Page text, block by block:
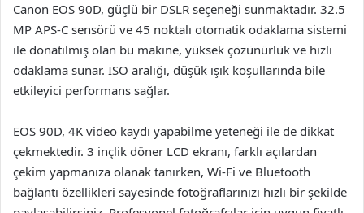
Canon EOS 90D, güçlü bir DSLR seçeneği sunmaktadır. 32.5
MP APS-C sensörü ve 45 noktalı otomatik odaklama sistemi
ile donatılmış olan bu makine, yüksek çözünürlük ve hızlı
odaklama sunar. ISO aralığı, düşük ışık koşullarında bile
etkileyici performans sağlar.
EOS 90D, 4K video kaydı yapabilme yeteneği ile de dikkat
çekmektedir. 3 inçlik döner LCD ekranı, farklı açılardan
çekim yapmanıza olanak tanırken, Wi-Fi ve Bluetooth
bağlantı özellikleri sayesinde fotoğraflarınızı hızlı bir şekilde